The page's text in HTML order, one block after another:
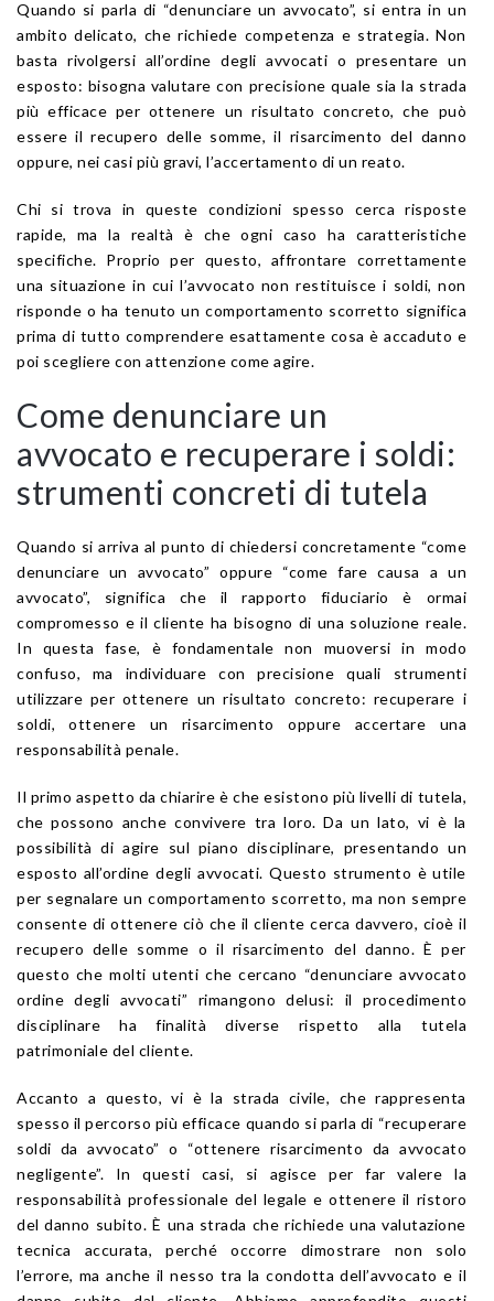
Quando si parla di “denunciare un avvocato”, si entra in un
ambito delicato, che richiede competenza e strategia. Non
basta rivolgersi all’ordine degli avvocati o presentare un
esposto: bisogna valutare con precisione quale sia la strada
più efficace per ottenere un risultato concreto, che può
essere il recupero delle somme, il risarcimento del danno
oppure, nei casi più gravi, l’accertamento di un reato.
Chi si trova in queste condizioni spesso cerca risposte
rapide, ma la realtà è che ogni caso ha caratteristiche
specifiche. Proprio per questo, affrontare correttamente
una situazione in cui l’avvocato non restituisce i soldi, non
risponde o ha tenuto un comportamento scorretto significa
prima di tutto comprendere esattamente cosa è accaduto e
poi scegliere con attenzione come agire.
Come denunciare un
avvocato e recuperare i soldi:
strumenti concreti di tutela
Quando si arriva al punto di chiedersi concretamente “come
denunciare un avvocato” oppure “come fare causa a un
avvocato”, significa che il rapporto fiduciario è ormai
compromesso e il cliente ha bisogno di una soluzione reale.
In questa fase, è fondamentale non muoversi in modo
confuso, ma individuare con precisione quali strumenti
utilizzare per ottenere un risultato concreto: recuperare i
soldi, ottenere un risarcimento oppure accertare una
responsabilità penale.
Il primo aspetto da chiarire è che esistono più livelli di tutela,
che possono anche convivere tra loro. Da un lato, vi è la
possibilità di agire sul piano disciplinare, presentando un
esposto all’ordine degli avvocati. Questo strumento è utile
per segnalare un comportamento scorretto, ma non sempre
consente di ottenere ciò che il cliente cerca davvero, cioè il
recupero delle somme o il risarcimento del danno. È per
questo che molti utenti che cercano “denunciare avvocato
ordine degli avvocati” rimangono delusi: il procedimento
disciplinare ha finalità diverse rispetto alla tutela
patrimoniale del cliente.
Accanto a questo, vi è la strada civile, che rappresenta
spesso il percorso più efficace quando si parla di “recuperare
soldi da avvocato” o “ottenere risarcimento da avvocato
negligente”. In questi casi, si agisce per far valere la
responsabilità professionale del legale e ottenere il ristoro
del danno subito. È una strada che richiede una valutazione
tecnica accurata, perché occorre dimostrare non solo
l’errore, ma anche il nesso tra la condotta dell’avvocato e il